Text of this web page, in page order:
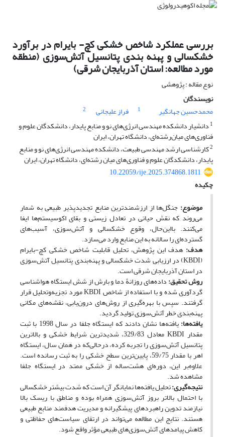
بررسی عملکرد شاخص خشکی کچ- بایرام در برآورد
خشکسالی و پهنه بندی پتانسیل آتش‌سوزی (منطقه
مورد مطالعه: استان آذربایجان شرقی)
نوع مقاله : پژوهشی
نویسندگان
محمدحسین جهانگیر
1 فراز علیجانی
2
1 دانشیار دانشکده مهندسی انرژی‌های نو و منابع پایدار، دانشکدگان علوم و
فناوری‌های میان‌رشته‌ای، دانشگاه تهران، ایران
2کارشناسی ارشد مهندسی طبیعت، دانشکده مهندسی انرژی‌های نو و منابع
پایدار، دانشکدگان علوم و فناوری‌های میان رشته‌ای، دانشگاه تهران، ایران
10.22059/ije.2025.374868.1811
چکیده
موضوع: جنگل‌ها از ارزشمندترین منابع تجدیدپذیر طبیعی به‌ شمار
می‌روند که نقش حیاتی در تعادل زیستی و بقای اکوسیستم‌ها ایفا
می‌کنند. بااین‌حال، وقوع خشکسالی و آتش‌سوزی، آسیب‌های
گسترده‌ای را سالانه به این منابع وارد می‌سازد.
هدف: هدف این پژوهش، تحلیل قابلیت شاخص خشکی کچ-بایرام
(KBDI) در ارزیابی شدت خشکسالی و پهنه‌بندی پتانسیل آتش‌سوزی
در استان آذربایجان شرقی است.
روش تحقیق:داده‌های روزانۀ دما و بارش از شش ایستگاه هواشناسی
گردآوری شده و با استفاده از شاخص KBDI مورد تجزیه‌وتحلیل قرار
گرفتند. سپس با بهره‌گیری از روش‌های درون‌یابی، نقشه‌های مکانی
پهنه‌بندی خطر آتش‌سوزی تولید گردید.
یافته‌ها: یافته‌ها نشان دادند که ایستگاه جلفا در سال 1998 با ثبت
مقدار KBDI معادل 329/83، شدیدترین شرایط خشکی و بالاترین
پتانسیل آتش‌سوزی را تجربه کرده، درحالی‌که در همان سال، ایستگاه
اهر با مقدار 59/75، پایین‌ترین سطح خشکی را به ثبت رسانده است.
علاوه‌بر این، دوره‌ای هشت‌ساله از خشکی ممتد در ایستگاه جلفا
مشاهده شد.
نتیجه‌گیری:تحلیل یافته‌ها نمایانگر آن است که شدت بیشتر خشکسالی
با احتمال بالاتر بروز آتش‌سوزی همراه بوده و مناطق با ریسک بالا
نیازمند تدوین راهبردهای پیشگیرانه و مدیریت هدفمند منابع طبیعی
هستند. نتایج این مطالعه می‌تواند در ارتقای سیاست‌های حفاظتی و
کاهش پیامدهای آتش‌سوزی‌های طبیعی مؤثر واقع شود.